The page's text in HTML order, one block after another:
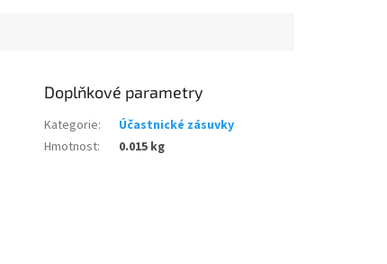
Doplňkové parametry
Kategorie:
Účastnické zásuvky
Hmotnost: 0.015 kg